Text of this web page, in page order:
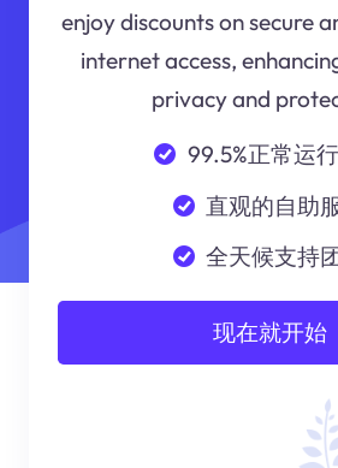
enjoy discounts on secure
internet access,
privacy and
99.5%正常运
直观的自助
全天候支持
现在就开始